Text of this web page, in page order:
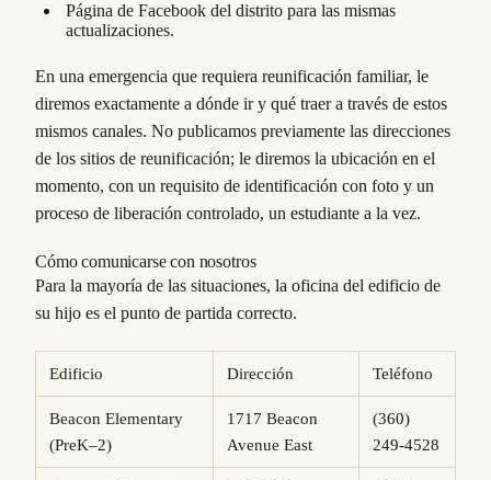
Página de Facebook del distrito para las mismas
actualizaciones.
En una emergencia que requiera reunificación familiar, le
diremos exactamente a dónde ir y qué traer a través de estos
mismos canales. No publicamos previamente las direcciones
de los sitios de reunificación; le diremos la ubicación en el
momento, con un requisito de identificación con foto y un
proceso de liberación controlado, un estudiante a la vez.
Cómo comunicarse con nosotros
Para la mayoría de las situaciones, la oficina del edificio de
su hijo es el punto de partida correcto.
Edificio Dirección Teléfono
Beacon Elementary
(PreK–2)
1717 Beacon
Avenue East
(360)
249-4528